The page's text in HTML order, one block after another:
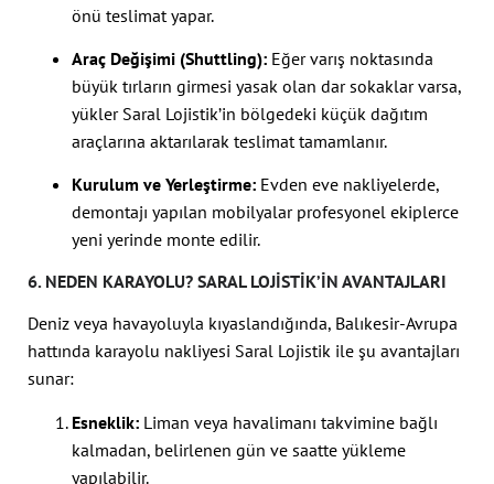
önü teslimat yapar.
Araç Değişimi (Shuttling): Eğer varış noktasında
büyük tırların girmesi yasak olan dar sokaklar varsa,
yükler Saral Lojistik’in bölgedeki küçük dağıtım
araçlarına aktarılarak teslimat tamamlanır.
Kurulum ve Yerleştirme: Evden eve nakliyelerde,
demontajı yapılan mobilyalar profesyonel ekiplerce
yeni yerinde monte edilir.
6. NEDEN KARAYOLU? SARAL LOJISTIK’IN AVANTAJLARI
Deniz veya havayoluyla kıyaslandığında, Balıkesir-Avrupa
hattında karayolu nakliyesi Saral Lojistik ile şu avantajları
sunar:
Esneklik: Liman veya havalimanı takvimine bağlı
kalmadan, belirlenen gün ve saatte yükleme
yapılabilir.